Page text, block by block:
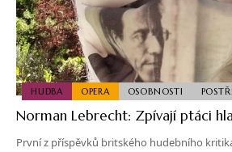
HUDBA OPERA OSOBNOSTI
Norman Lebrecht: Zpívají ptáci
První z příspěvků britského hudebního